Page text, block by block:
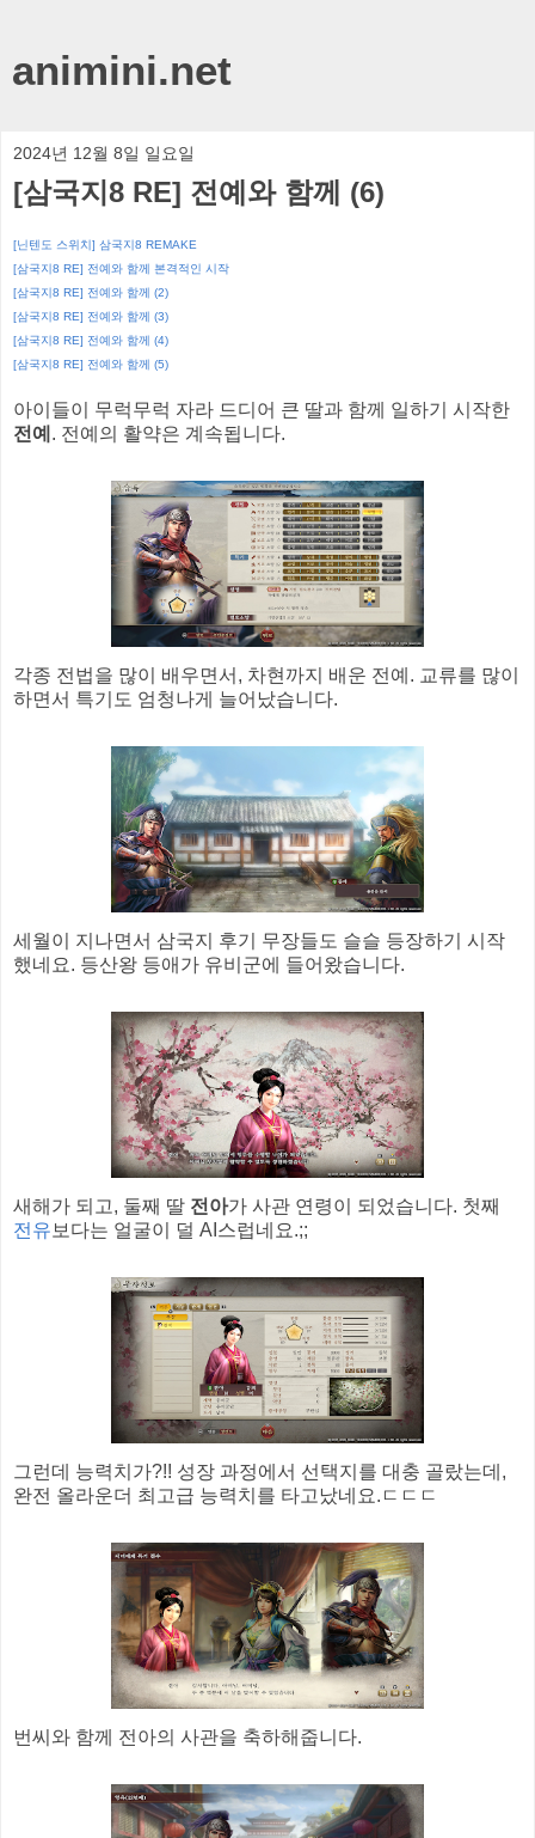
animini.net
2024년 12월 8일 일요일
[삼국지8 RE] 전예와 함께 (6)
[닌텐도 스위치] 삼국지8 REMAKE
[삼국지8 RE] 전예와 함께 본격적인 시작
[삼국지8 RE] 전예와 함께 (2)
[삼국지8 RE] 전예와 함께 (3)
[삼국지8 RE] 전예와 함께 (4)
[삼국지8 RE] 전예와 함께 (5)
아이들이 무럭무럭 자라 드디어 큰 딸과 함께 일하기 시작한
전예 . 전예의 활약은 계속됩니다.
각종 전법을 많이 배우면서, 차현까지 배운 전예. 교류를 많이
하면서 특기도 엄청나게 늘어났습니다.
세월이 지나면서 삼국지 후기 무장들도 슬슬 등장하기 시작
했네요. 등산왕 등애가 유비군에 들어왔습니다.
새해가 되고, 둘째 딸 전아가 사관 연령이 되었습니다. 첫째
전유 보다는 얼굴이 덜 AI스럽네요.;;
그런데 능력치가?!! 성장 과정에서 선택지를 대충 골랐는데,
완전 올라운더 최고급 능력치를 타고났네요.ㄷㄷㄷ
번씨와 함께 전아의 사관을 축하해줍니다.